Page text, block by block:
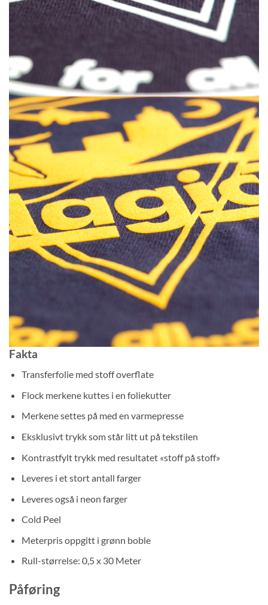
Fakta
Transferfolie med stoff overflate
Flock merkene kuttes i en foliekutter
Merkene settes på med en varmepresse
Eksklusivt trykk som står litt ut på tekstilen
Kontrastfylt trykk med resultatet «stoff på stoff»
Leveres i et stort antall farger
Leveres også i neon farger
Cold Peel
Meterpris oppgitt i grønn boble
Rull-størrelse: 0,5 x 30 Meter
Påføring